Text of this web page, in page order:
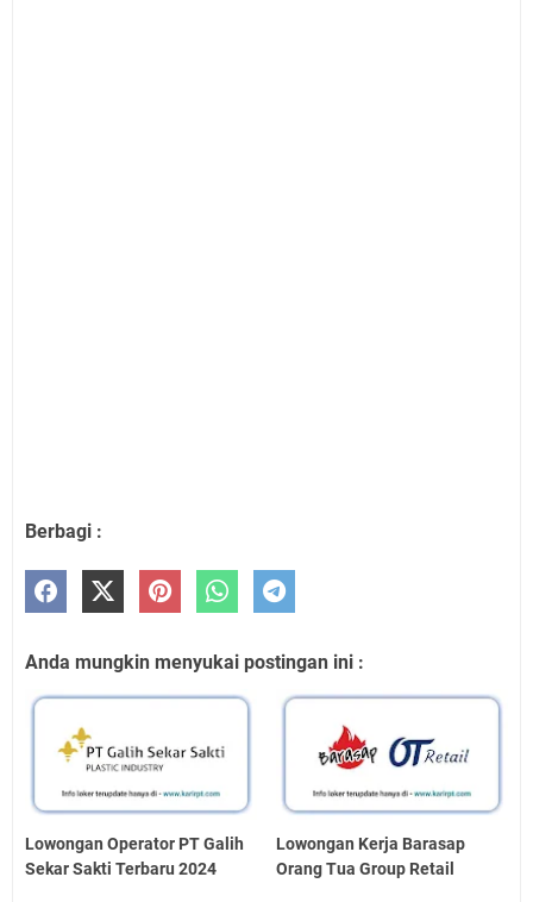
Berbagi :
Anda mungkin menyukai postingan ini :
Lowongan Operator PT Galih
Sekar Sakti Terbaru 2024
Lowongan Kerja Barasap
Orang Tua Group Retail